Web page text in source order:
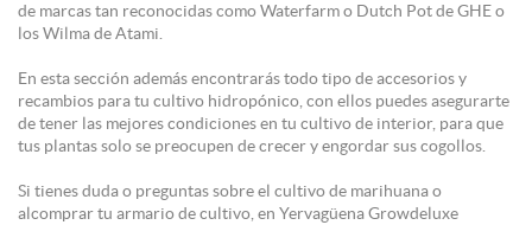
de marcas tan reconocidas como Waterfarm o Dutch Pot de GHE o
los Wilma de Atami.
En esta sección además encontrarás todo tipo de accesorios y
recambios para tu cultivo hidropónico, con ellos puedes asegurarte
de tener las mejores condiciones en tu cultivo de interior, para que
tus plantas solo se preocupen de crecer y engordar sus cogollos.
Si tienes duda o preguntas sobre el cultivo de marihuana o
alcomprar tu armario de cultivo, en Yervagüena Growdeluxe